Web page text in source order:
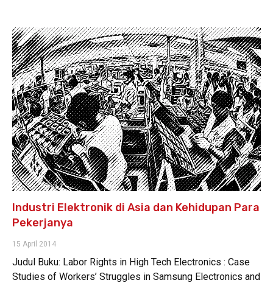
Industri Elektronik di Asia dan Kehidupan Para
Pekerjanya
15 April 2014
Judul Buku: Labor Rights in High Tech Electronics : Case
Studies of Workers’ Struggles in Samsung Electronics and